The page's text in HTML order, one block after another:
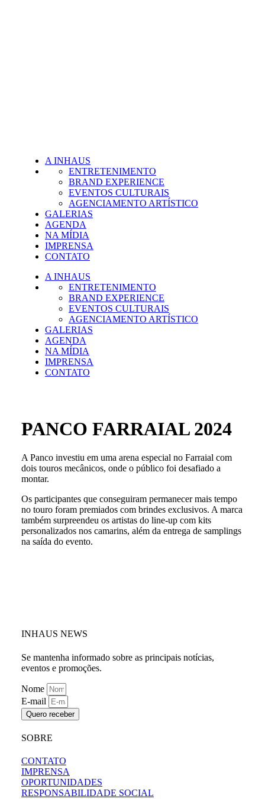
A INHAUS
ENTRETENIMENTO
BRAND EXPERIENCE
EVENTOS CULTURAIS
AGENCIAMENTO ARTÍSTICO
GALERIAS
AGENDA
NA MÍDIA
IMPRENSA
CONTATO
A INHAUS
ENTRETENIMENTO
BRAND EXPERIENCE
EVENTOS CULTURAIS
AGENCIAMENTO ARTÍSTICO
GALERIAS
AGENDA
NA MÍDIA
IMPRENSA
CONTATO
PANCO FARRAIAL 2024
A Panco investiu em uma arena especial no Farraial com
dois touros mecânicos, onde o público foi desafiado a
montar.
Os participantes que conseguiram permanecer mais tempo
no touro foram premiados com brindes exclusivos. A marca
também surpreendeu os artistas do line-up com kits
personalizados nos camarins, além da entrega de samplings
na saída do evento.
INHAUS NEWS
Se mantenha informado sobre as principais notícias,
eventos e promoções.
Nome
E-mail
Quero receber
SOBRE
CONTATO
IMPRENSA
OPORTUNIDADES
RESPONSABILIDADE SOCIAL